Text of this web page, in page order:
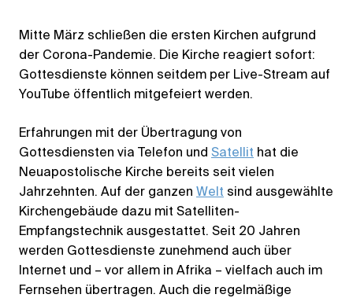
Mitte März schließen die ersten Kirchen aufgrund
der Corona-Pandemie. Die Kirche reagiert sofort:
Gottesdienste können seitdem per Live-Stream auf
YouTube öffentlich mitgefeiert werden.
Erfahrungen mit der Übertragung von
Gottesdiensten via Telefon und Satellit hat die
Neuapostolische Kirche bereits seit vielen
Jahrzehnten. Auf der ganzen Welt sind ausgewählte
Kirchengebäude dazu mit Satelliten-
Empfangstechnik ausgestattet. Seit 20 Jahren
werden Gottesdienste zunehmend auch über
Internet und – vor allem in Afrika – vielfach auch im
Fernsehen übertragen. Auch die regelmäßige